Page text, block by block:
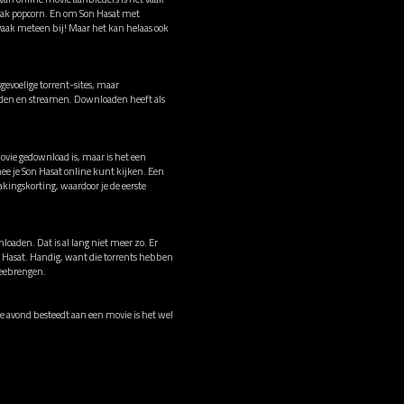
popcorn. En om Son Hasat met
meteen bij! Maar het kan helaas ook
torrent-sites, maar
en streamen. Downloaden heeft als
gedownload is, maar is het een
je Son Hasat online kunt kijken. Een
waardoor je de eerste
Dat is al lang niet meer zo. Er
Handig, want die torrents hebben
avond besteedt aan een movie is het wel